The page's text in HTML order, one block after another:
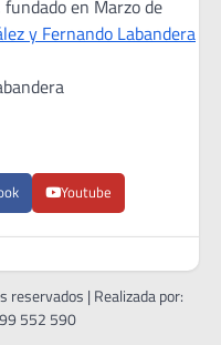
en Marzo de
y Fernando Labandera
Youtube